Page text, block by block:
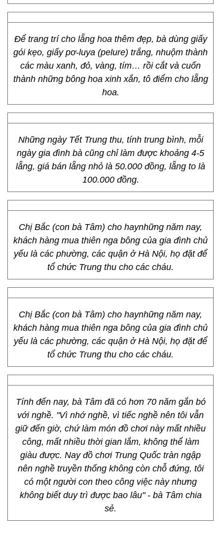
Để trang trí cho lẵng hoa thêm đẹp, bà dùng giấy
gói kẹo, giấy pơ-luya (pelure) trắng, nhuộm thành
các màu xanh, đỏ, vàng, tím… rồi cắt và cuốn
thành những bông hoa xinh xắn, tô điểm cho lẵng
hoa.
Những ngày Tết Trung thu, tính trung bình, mỗi
ngày gia đình bà cũng chỉ làm được khoảng 4-5
lẵng, giá bán lẵng nhỏ là 50.000 đồng, lẵng to là
100.000 đồng.
Chị Bắc (con bà Tâm) cho haynhững năm nay,
khách hàng mua thiên nga bông của gia đình chủ
yếu là các phường, các quận ở Hà Nội, họ đặt để
tổ chức Trung thu cho các cháu.
Chị Bắc (con bà Tâm) cho haynhững năm nay,
khách hàng mua thiên nga bông của gia đình chủ
yếu là các phường, các quận ở Hà Nội, họ đặt để
tổ chức Trung thu cho các cháu.
Tính đến nay, bà Tâm đã có hơn 70 năm gắn bó
với nghề. "Vì nhớ nghề, vì tiếc nghề nên tôi vẫn
giữ đến giờ, chứ làm món đồ chơi này mất nhiều
công, mất nhiều thời gian lắm, không thể làm
giàu được. Nay đồ chơi Trung Quốc tràn ngập
nên nghề truyền thống không còn chỗ đứng, tôi
có một người con theo công việc này nhưng
không biết duy trì được bao lâu" - bà Tâm chia
sẻ.